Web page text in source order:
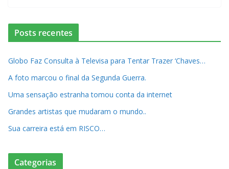
Posts recentes
Globo Faz Consulta à Televisa para Tentar Trazer ‘Chaves…
A foto marcou o final da Segunda Guerra.
Uma sensação estranha tomou conta da internet
Grandes artistas que mudaram o mundo..
Sua carreira está em RISCO…
Categorias